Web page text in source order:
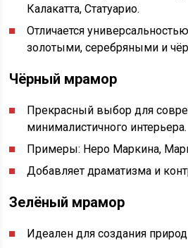
Калакатта, Статуарио.
Отличается
золотыми, серебряными и
Чёрный мрамор
Прекрасный выбор для
минималистичного интерьера.
Примеры: Неро Маркина,
Добавляет драматизма и
Зелёный мрамор
Идеален для создания